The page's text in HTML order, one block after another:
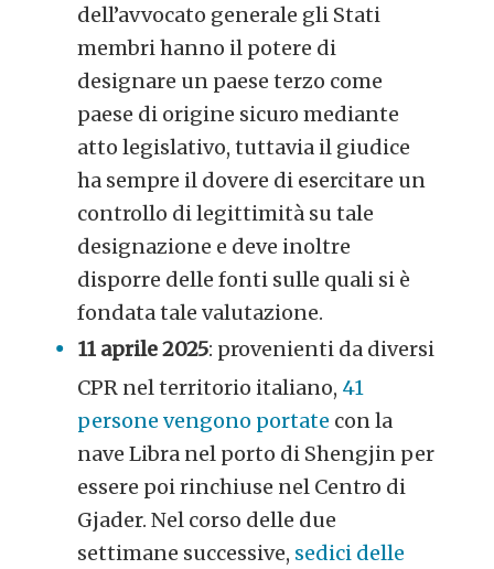
dell’avvocato generale gli Stati
membri hanno il potere di
designare un paese terzo come
paese di origine sicuro mediante
atto legislativo, tuttavia il giudice
ha sempre il dovere di esercitare un
controllo di legittimità su tale
designazione e deve inoltre
disporre delle fonti sulle quali si è
fondata tale valutazione.
11 aprile 2025: provenienti da diversi
CPR nel territorio italiano, 41
persone vengono portate con la
nave Libra nel porto di Shengjin per
essere poi rinchiuse nel Centro di
Gjader. Nel corso delle due
settimane successive, sedici delle